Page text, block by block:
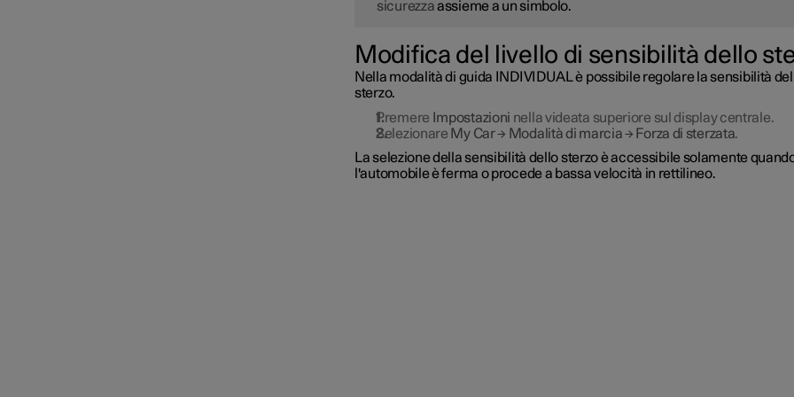
sicurezzaassieme a un simbolo.
Modifica del livello di sensibilità dello
Nella modalità di guida INDIVIDUAL è possibile regolare la sensibilità
sterzo.
Premere Impostazioni nella videata superiore sul display centrale.
Selezionare My Car→ Modalità di marcia→ Forza di sterzata.
La selezione della sensibilità dello sterzo è accessibile solamente
l'automobile è ferma o procede a bassa velocità in rettilineo.